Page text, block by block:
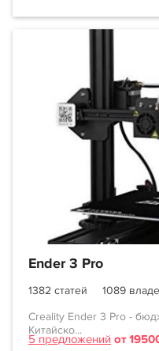
Ender 3 Pro
1382 статей
1089
Creality Ender 3 Pro -
Китайско...
5 предложений от